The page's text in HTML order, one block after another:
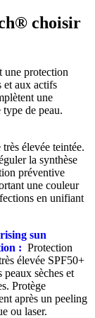
choisir
une protection
et aux actifs
une
de peau.
élevée teintée.
la synthèse
préventive
une couleur
en unifiant
sun
: Protection
élevée SPF50+
peaux sèches et
Protège
après un peeling
ou laser.